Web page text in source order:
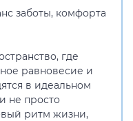
заботы, комфорта
где
равновесие и
в идеальном
не просто
ритм жизни,